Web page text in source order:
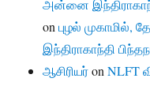
அன்னை
onபுழல்
இந்திராகாந்தி
ஆசிரியர்onNLFT